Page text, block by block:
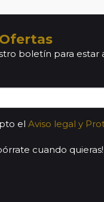
boletín para estar
el Aviso legal y
cuando quieras!